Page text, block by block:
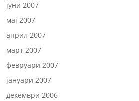
јуни 2007
мај 2007
април 2007
март 2007
февруари 2007
јануари 2007
декември 2006